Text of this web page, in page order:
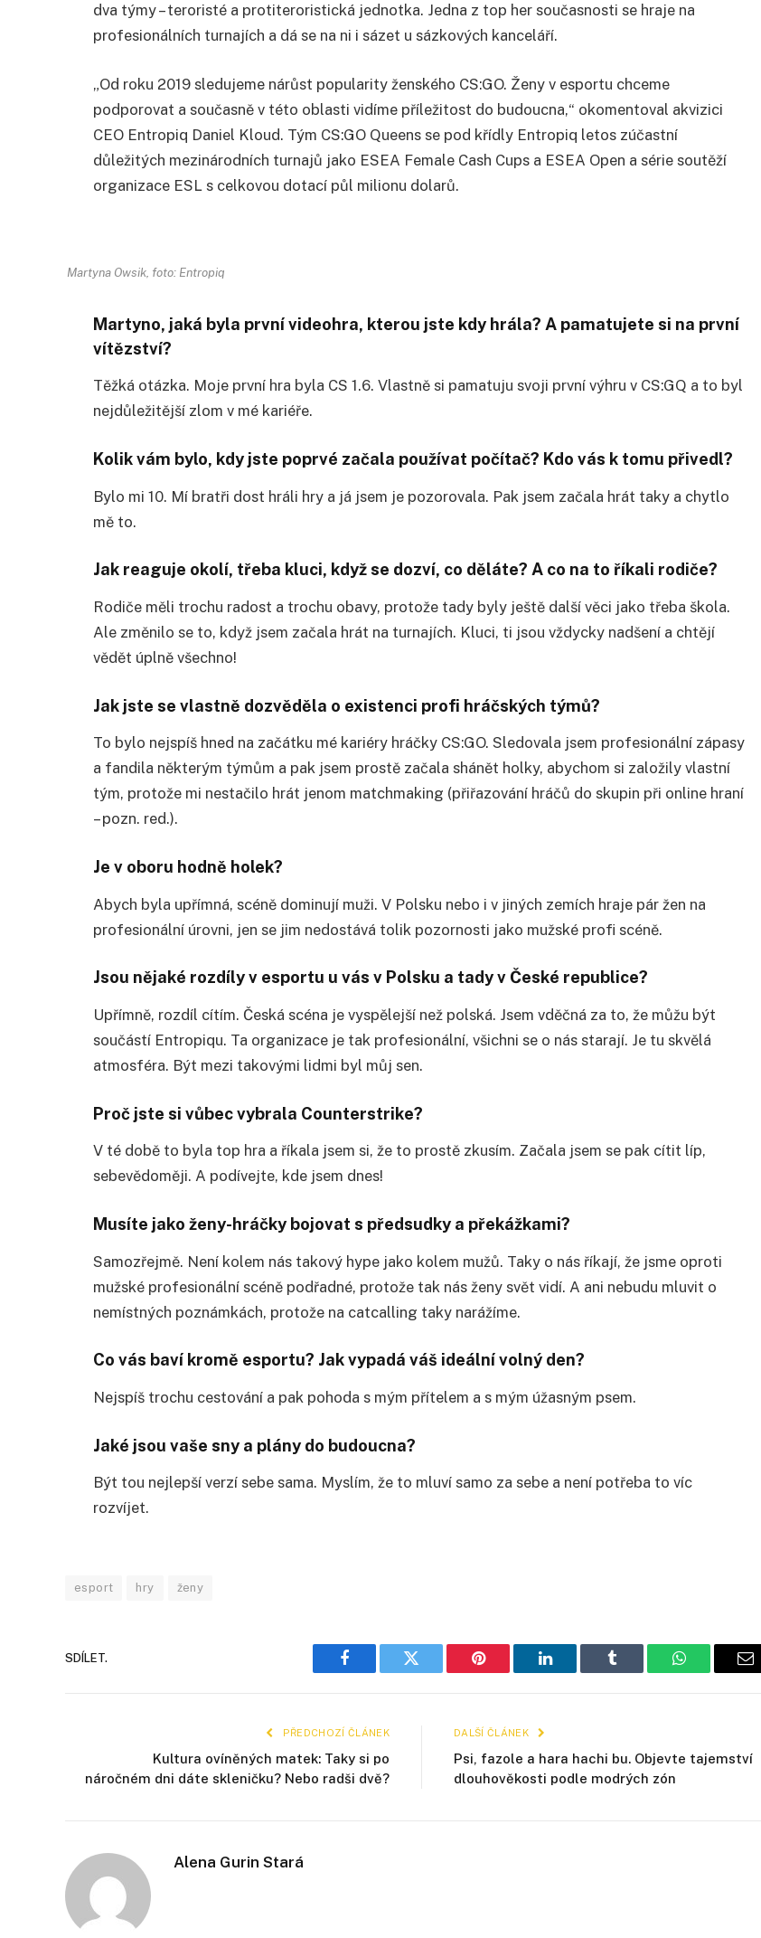
dva týmy – teroristé a protiteroristická jednotka. Jedna z top her současnosti se hraje na
profesionálních turnajích a dá se na ni i sázet u sázkových kanceláří.
„Od roku 2019 sledujeme nárůst popularity ženského CS:GO. Ženy v esportu chceme
podporovat a současně v této oblasti vidíme příležitost do budoucna,“ okomentoval akvizici
CEO Entropiq Daniel Kloud. Tým CS:GO Queens se pod křídly Entropiq letos zúčastní
důležitých mezinárodních turnajů jako ESEA Female Cash Cups a ESEA Open a série soutěží
organizace ESL s celkovou dotací půl milionu dolarů.
Martyna Owsik, foto: Entropiq
Martyno, jaká byla první videohra, kterou jste kdy hrála? A pamatujete si na první
vítězství?
Těžká otázka. Moje první hra byla CS 1.6. Vlastně si pamatuju svoji první výhru v CS:GQ a to byl
nejdůležitější zlom v mé kariéře.
Kolik vám bylo, kdy jste poprvé začala používat počítač? Kdo vás k tomu přivedl?
Bylo mi 10. Mí bratři dost hráli hry a já jsem je pozorovala. Pak jsem začala hrát taky a chytlo
mě to.
Jak reaguje okolí, třeba kluci, když se dozví, co děláte? A co na to říkali rodiče?
Rodiče měli trochu radost a trochu obavy, protože tady byly ještě další věci jako třeba škola.
Ale změnilo se to, když jsem začala hrát na turnajích. Kluci, ti jsou vždycky nadšení a chtějí
vědět úplně všechno!
Jak jste se vlastně dozvěděla o existenci profi hráčských týmů?
To bylo nejspíš hned na začátku mé kariéry hráčky CS:GO. Sledovala jsem profesionální zápasy
a fandila některým týmům a pak jsem prostě začala shánět holky, abychom si založily vlastní
tým, protože mi nestačilo hrát jenom matchmaking (přiřazování hráčů do skupin při online hraní
– pozn. red.).
Je v oboru hodně holek?
Abych byla upřímná, scéně dominují muži. V Polsku nebo i v jiných zemích hraje pár žen na
profesionální úrovni, jen se jim nedostává tolik pozornosti jako mužské profi scéně.
Jsou nějaké rozdíly v esportu u vás v Polsku a tady v České republice?
Upřímně, rozdíl cítím. Česká scéna je vyspělejší než polská. Jsem vděčná za to, že můžu být
součástí Entropiqu. Ta organizace je tak profesionální, všichni se o nás starají. Je tu skvělá
atmosféra. Být mezi takovými lidmi byl můj sen.
Proč jste si vůbec vybrala Counterstrike?
V té době to byla top hra a říkala jsem si, že to prostě zkusím. Začala jsem se pak cítit líp,
sebevědoměji. A podívejte, kde jsem dnes!
Musíte jako ženy-hráčky bojovat s předsudky a překážkami?
Samozřejmě. Není kolem nás takový hype jako kolem mužů. Taky o nás říkají, že jsme oproti
mužské profesionální scéně podřadné, protože tak nás ženy svět vidí. A ani nebudu mluvit o
nemístných poznámkách, protože na catcalling taky narážíme.
Co vás baví kromě esportu? Jak vypadá váš ideální volný den?
Nejspíš trochu cestování a pak pohoda s mým přítelem a s mým úžasným psem.
Jaké jsou vaše sny a plány do budoucna?
Být tou nejlepší verzí sebe sama. Myslím, že to mluví samo za sebe a není potřeba to víc
rozvíjet.
esport hry ženy
SDÍLET.
Facebook Twitter Pinterest LinkedIn Tumblr WhatsAppE-
PŘEDCHOZÍ ČLÁNEK
Kultura ovíněných matek: Taky si po
náročném dni dáte skleničku? Nebo radši dvě?
DALŠÍ ČLÁNEK
Psi, fazole a hara hachi bu. Objevte tajemství
dlouhověkosti podle modrých zón
Alena Gurin Stará